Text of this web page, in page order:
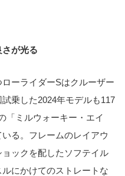
さが光る
ーライダーSはクルーザー
乗した2024年モデルも117
「ミルウォーキー・エイ
る。フレームのレイアウ
ックを配したソフテイル
にかけてのストレートな